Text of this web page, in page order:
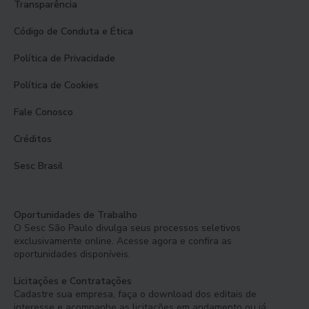
Transparência
Código de Conduta e Ética
Política de Privacidade
Política de Cookies
Fale Conosco
Créditos
Sesc Brasil
Oportunidades de Trabalho
O Sesc São Paulo divulga seus processos seletivos
exclusivamente online. Acesse agora e confira as
oportunidades disponíveis.
Licitações e Contratações
Cadastre sua empresa, faça o download dos editais de